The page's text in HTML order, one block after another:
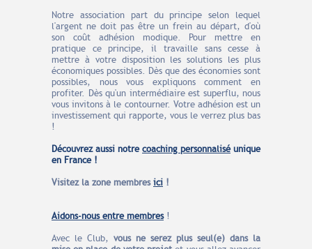
Notre association part du principe selon lequel
l'argent ne doit pas être un frein au départ, d'où
son coût adhésion modique. Pour mettre en
pratique ce principe, il travaille sans cesse à
mettre à votre disposition les solutions les plus
économiques possibles. Dès que des économies sont
possibles, nous vous expliquons comment en
profiter. Dès qu'un intermédiaire est superflu, nous
vous invitons à le contourner. Votre adhésion est un
investissement qui rapporte, vous le verrez plus bas
!
Découvrez aussi notrecoaching personnaliséunique
en France !
Visitez la zone membresici !
Aidons-nous entre membres!
Avec le Club, vous ne serez plus seul(e) dans la